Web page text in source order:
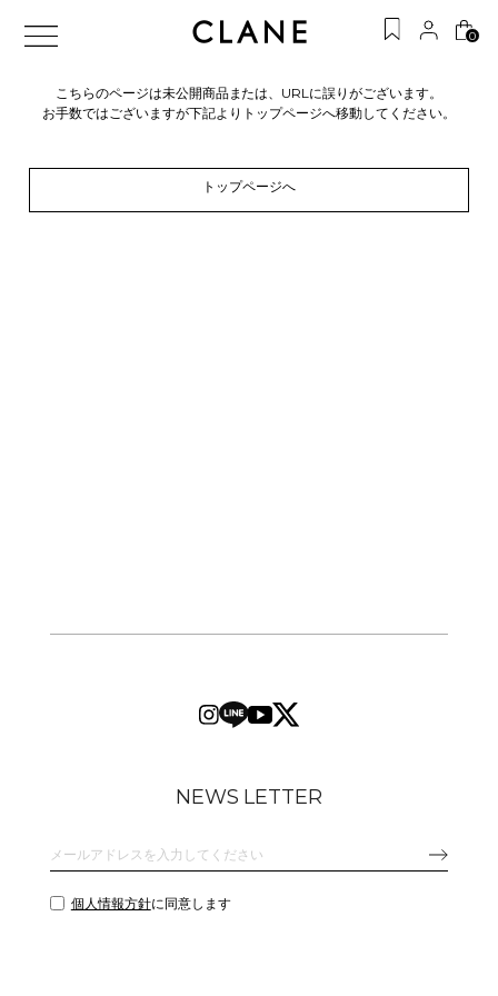
0
こちらのページは未公開商品または、URLに誤りがございます。
お手数ではございますが下記よりトップページへ移動してください。
トップページへ
NEWS LETTER
個人情報方針に同意します